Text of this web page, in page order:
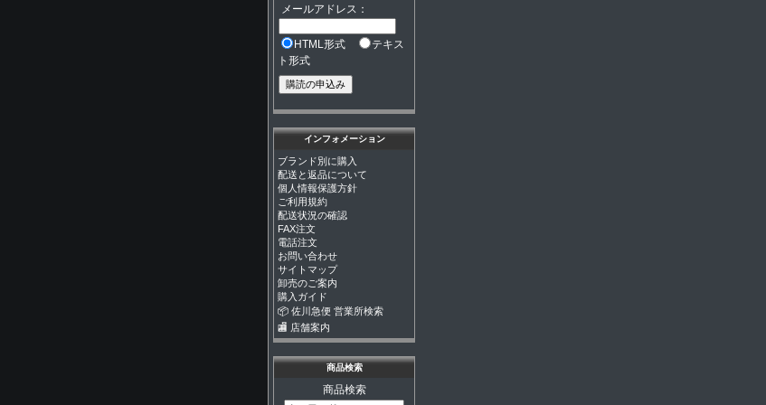
メールアドレス：
HTML形式
テキス
ト形式
インフォメーション
ブランド別に購入
配送と返品について
個人情報保護方針
ご利用規約
配送状況の確認
FAX注文
電話注文
お問い合わせ
サイトマップ
卸売のご案内
購入ガイド
📦 佐川急便 営業所検索
🏬 店舗案内
商品検索
商品検索